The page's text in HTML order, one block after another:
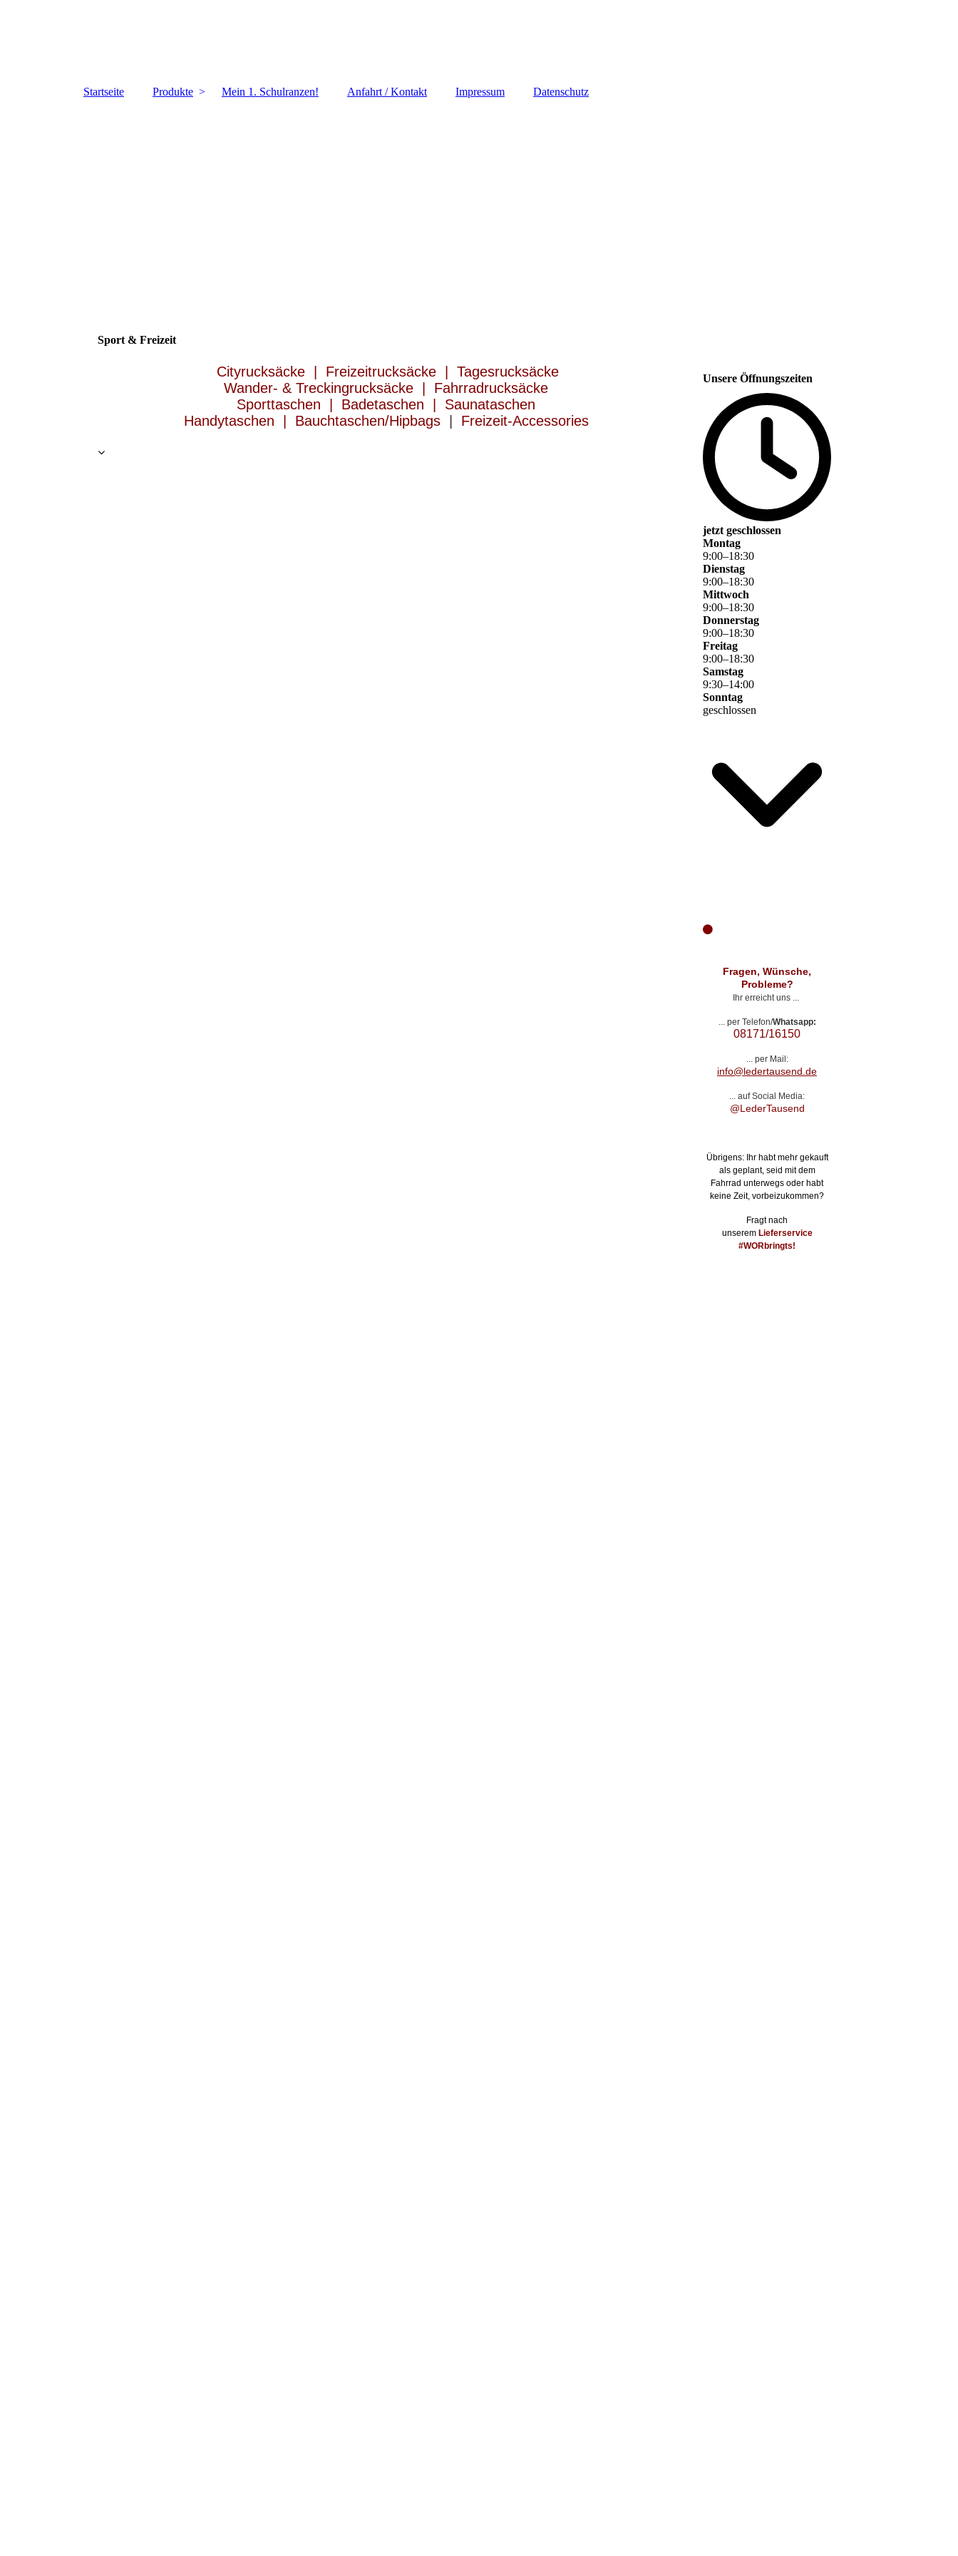
Startseite Produkte Mein 1. Schulranzen! Anfahrt / Kontakt Impressum Datenschutz
Sport & Freizeit
Cityrucksäcke | Freizeitrucksäcke | Tagesrucksäcke
Wander- & Treckingrucksäcke | Fahrradrucksäcke
Sporttaschen | Badetaschen | Saunataschen
Handytaschen | Bauchtaschen/Hipbags| Freizeit-Accessories
Unsere Öffnungszeiten
jetzt geschlossen
Montag
9:00–18:30
Dienstag
9:00–18:30
Mittwoch
9:00–18:30
Donnerstag
9:00–18:30
Freitag
9:00–18:30
Samstag
9:30–14:00
Sonntag
geschlossen
Fragen, Wünsche,
Probleme?
Ihr erreicht uns ...
... per Telefon/Whatsapp:
08171/16150
... per Mail:
info@ledertausend.de
... auf Social Media:
@LederTausend
Übrigens: Ihr habt mehr gekauft
als geplant, seid mit dem
Fahrrad unterwegs oder habt
keine Zeit, vorbeizukommen?
Fragt nach
unserem Lieferservice
#WORbringts!